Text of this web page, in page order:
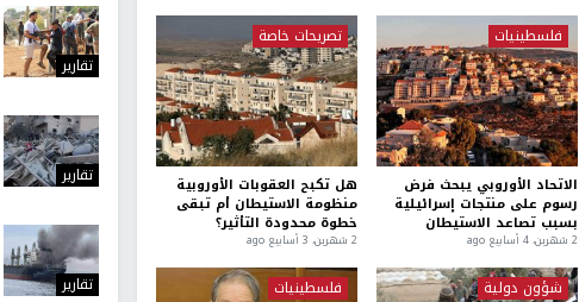
فلسطينيات
الاتحاد الأوروبي يبحث فرض
رسوم على منتجات إسرائيلية
بسبب تصاعد الاستيطان
2 شهرين، 4 أسابيع ago
تصريحات خاصة
هل تكبح العقوبات الأوروبية
منظومة الاستيطان أم تبقى
خطوة محدودة التأثير؟
2 شهرين، 3 أسابيع ago
شؤون دولية فلسطينيات
تقارير
تقارير
تقارير